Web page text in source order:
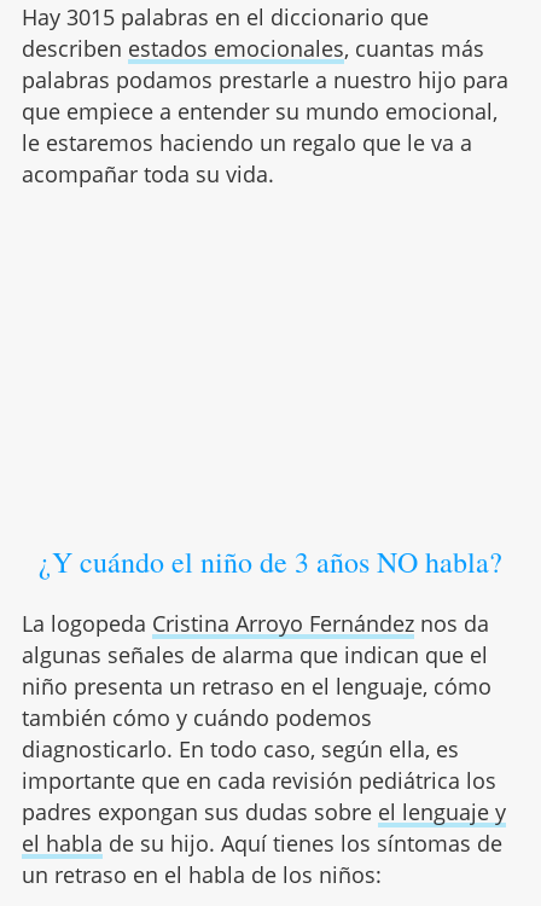
Hay 3015 palabras en el diccionario que
describen estados emocionales, cuantas más
palabras podamos prestarle a nuestro hijo para
que empiece a entender su mundo emocional,
le estaremos haciendo un regalo que le va a
acompañar toda su vida.
¿Y cuándo el niño de 3 años NO habla?
La logopeda Cristina Arroyo Fernándeznos da
algunas señales de alarma que indican que el
niño presenta un retraso en el lenguaje, cómo
también cómo y cuándo podemos
diagnosticarlo. En todo caso, según ella, es
importante que en cada revisión pediátrica los
padres expongan sus dudas sobre el lenguaje y
el habla de su hijo. Aquí tienes los síntomas de
un retraso en el habla de los niños: